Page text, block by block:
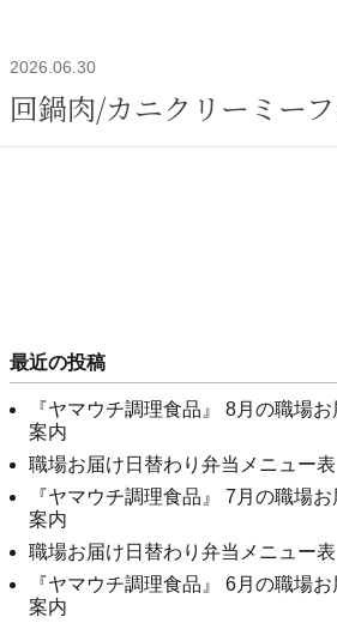
2026.06.30
回鍋肉/カニクリーミー
最近の投稿
『ヤマウチ調理食品』 8月の職場
案内
職場お届け日替わり弁当メニュー
『ヤマウチ調理食品』 7月の職場
案内
職場お届け日替わり弁当メニュー
『ヤマウチ調理食品』 6月の職場
案内